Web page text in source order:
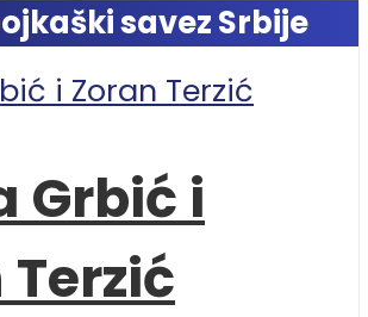
savez Srbije
Grbić i